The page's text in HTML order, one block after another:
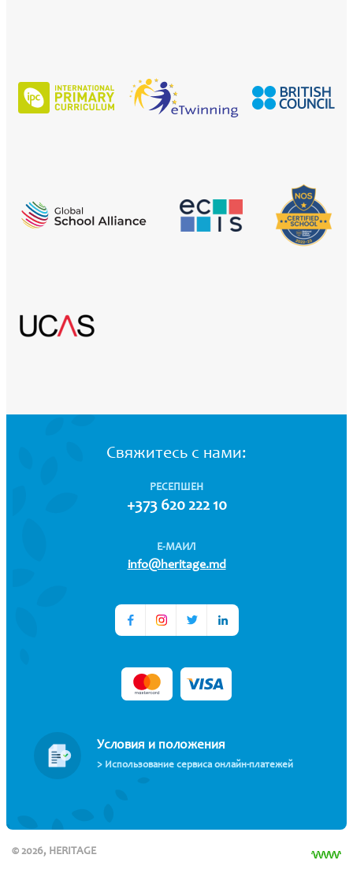
Свяжитесь с нами:
РЕСЕПШЕН
+373 620 222 10
Е-МАИЛ
info@heritage.md
Условия и положения
> Использование сервиса онлайн-платежей
© 2026, HERITAGE